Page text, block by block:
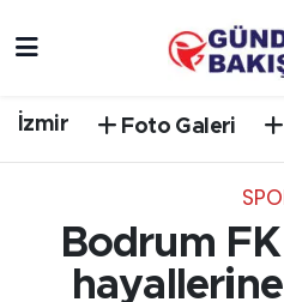
İzmir Foto Galeri
Bodrum
EGE
Süper Lig Puan